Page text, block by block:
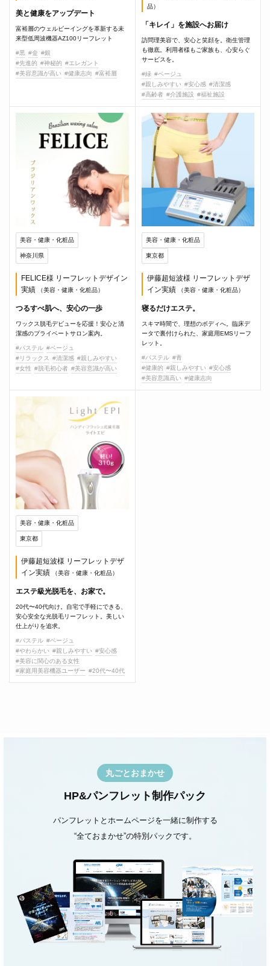
美と健康をアップデート
富裕層のウェルビーイングを革新する未
来型低周波機器AZ100リーフレット
#黒 #金 #銀
#先進的 #神秘的 #エレガント
#美容意識が高い #健康志向 #富裕層
品）
「キレイ」を施設へお届け
訪問理美容で、安心と笑顔を。衛生管理
も徹底。利用者様もご家族も、心安らぐ
サービスを。
#緑 #ベージュ
#親しみやすい #安心感 #清潔感
#高齢者 #介護施設 #福祉施設
美容・健康・化粧品
神奈川県
FELICE様 リーフレットデザイン
実績
（美容・健康・化粧品）
つるすべ肌へ、安心の一歩
ワックス脱毛デビューを応援！安心と清
潔感のプライベートサロン案内。
#パステル #ベージュ
#リラックス
#清潔感 #親しみやすい
#女性 #脱毛初心者 #美容意識が高い
美容・健康・化粧品
東京都
伊藤超短波様 リーフレットデザ
イン実績
（美容・健康・化粧品）
寝るだけエステ。
スキマ時間で、理想のボディへ。臨床デ
ータで裏付けられた、家庭用EMSリーフ
レット。
#パステル #青
#健康的 #親しみやすい #安心感
#美容意識高い #健康志向
美容・健康・化粧品
東京都
伊藤超短波様 リーフレットデザ
イン実績
（美容・健康・化粧品）
エステ級光脱毛を、お家で。
20代〜40代向け。自宅で手軽にできる、
安心安全な光脱毛リーフレット。美しい
仕上がりを追求。
#パステル #ベージュ
#やわらかい #親しみやすい #安心感
#美容に関心のある女性
#家庭用美容機器ユーザー #20代〜40代
丸ごとおまかせ
HP&パンフレット制作パック
パンフレットとホームページを一緒に制作する
“全ておまかせ”の特別パックです。